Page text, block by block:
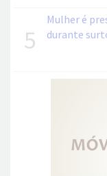
5
Mulher é
durante